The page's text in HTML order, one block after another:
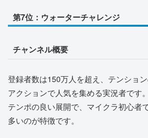
第7位：ウォーターチャレンジ
チャンネル概要
登録者数は150万人を超え、テンショ
アクションで人気を集める実況者です
テンポの良い展開で、マイクラ初心者
多いのが特徴です。